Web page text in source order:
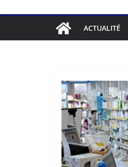
ACTUALITÉ